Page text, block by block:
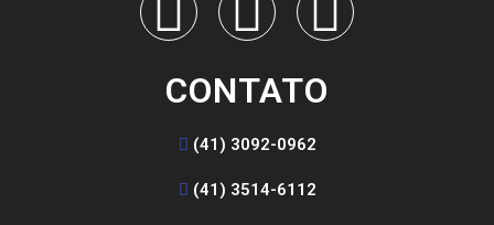
CONTATO
(41) 3092-0962
(41) 3514-6112